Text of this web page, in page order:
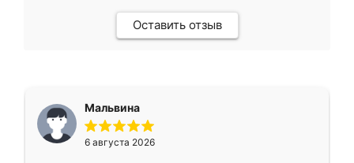
Оставить отзыв
Мальвина
6 августа 2026